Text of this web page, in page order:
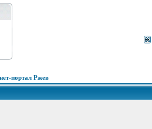
портал Ржев